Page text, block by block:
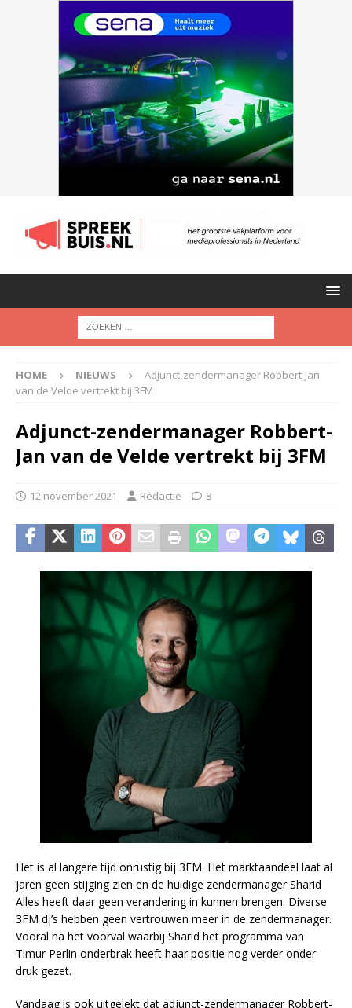
HOME NIEUWS
Adjunct-zendermanager Robbert-Jan
van de Velde vertrekt bij 3FM
Adjunct-zendermanager Robbert-
Jan van de Velde vertrekt bij 3FM
12 november 2021 Redactie 8
Het is al langere tijd onrustig bij 3FM. Het marktaandeel laat al
jaren geen stijging zien en de huidige zendermanager Sharid
Alles heeft daar geen verandering in kunnen brengen. Diverse
3FM dj’s hebben geen vertrouwen meer in de zendermanager.
Vooral na het voorval waarbij Sharid het programma van
Timur Perlin onderbrak heeft haar positie nog verder onder
druk gezet.
Vandaag is ook uitgelekt dat adjunct-zendermanager Robbert-